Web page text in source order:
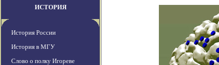
ИСТОРИЯ
История России
История в МГУ
Слово о полку Игореве